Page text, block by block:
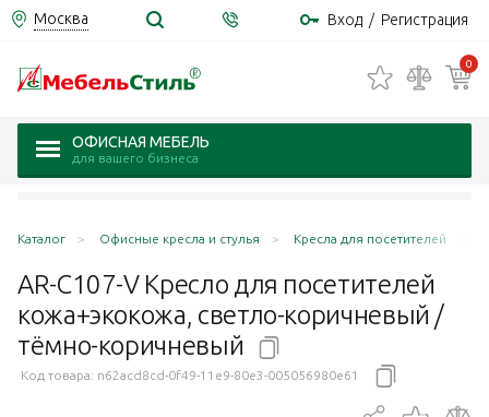
Москва Вход / Регистрация
0
ОФИСНАЯ МЕБЕЛЬ
для вашего бизнеса
Каталог Офисные кресла и стулья Кресла для посетителей
AR-C107-V Кресло для посетителей
кожа+экокожа, светло-коричневый /
тёмно-коричневый
Код товара: n62acd8cd-0f49-11e9-80e3-005056980e61